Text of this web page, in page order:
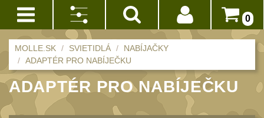
0
Prihlásenie
Registrácia
Doprava
Akce!
BATOHY(228)
Méně než 10 L 14
Výrobca:
XTAR
(8)
Zrušiť
MOLLE.SK SVIETIDLÁ
NABÍJAČKY
ADAPTÉR PRO NABÍJEČKU
ADAPTÉR PRO NABÍJEČKU